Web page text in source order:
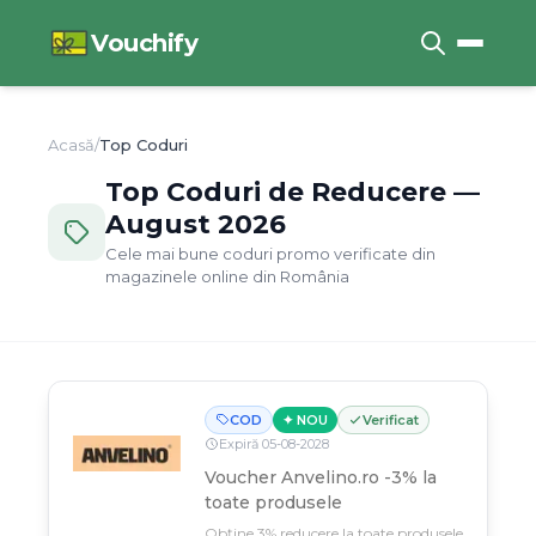
Vouchify
Acasă/Top Coduri
Top Coduri de Reducere —
August 2026
Cele mai bune coduri promo verificate din
magazinele online din România
COD ✦ NOU
Verificat
Expiră 05-08-2028
Voucher Anvelino.ro -3% la
toate produsele